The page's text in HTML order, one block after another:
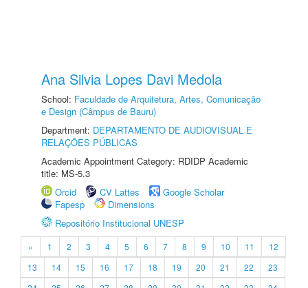
Ana Silvia Lopes Davi Medola
School: Faculdade de Arquitetura, Artes, Comunicação
e Design (Câmpus de Bauru)
Department: DEPARTAMENTO DE AUDIOVISUAL E
RELAÇÕES PÚBLICAS
Academic Appointment Category: RDIDP Academic
title: MS-5.3
Orcid
CV Lattes
Google Scholar
Fapesp
Dimensions
Repositório Institucional UNESP
« 1 2 3 4 5 6 7 8 9 10 11
12
13
14 15 16 17 18 19 20 21 22
23